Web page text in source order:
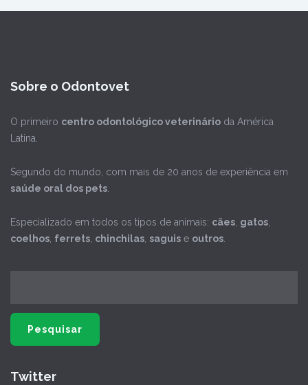
Sobre o Odontovet
O primeiro centro odontológico veterinário da América
Latina.
Segundo do mundo, com mais de 20 anos de experiência em
saúde oral dos pets.
Especializado em todos os tipos de animais: cães, gatos,
coelhos, ferrets, chinchilas, saguis e outros.
Twitter